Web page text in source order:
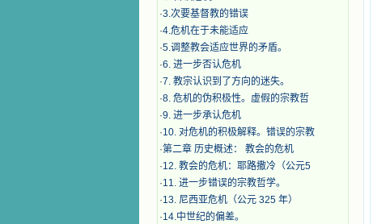
·3.次要基督教的错误
·4.危机在于未能适应
·5.调整教会适应世界的矛盾。
·6. 进一步否认危机
·7. 教宗认识到了方向的迷失。
·8. 危机的伪积极性。虚假的宗教哲
·9. 进一步承认危机
·10. 对危机的积极解释。错误的宗教
·第二章 历史概述： 教会的危机
·12. 教会的危机：耶路撒冷（公元5
·11. 进一步错误的宗教哲学。
·13. 尼西亚危机（公元 325 年）
·14.中世纪的偏差。